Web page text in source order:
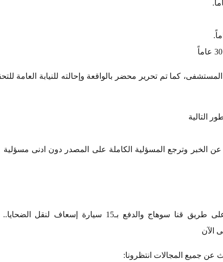
كما تم تحرير محضر بالواقعة وإحالته للنيابة العامة
التالية
الخبر وترجع المسؤلية الكاملة على المصدر دون ادنى مسؤلية
عاجل بالأسماء| انقلاب أتوبيس على طريق قنا سوهاج والدفع بـ15 سيارة
الآن
جميع المجالات انتظرونا: